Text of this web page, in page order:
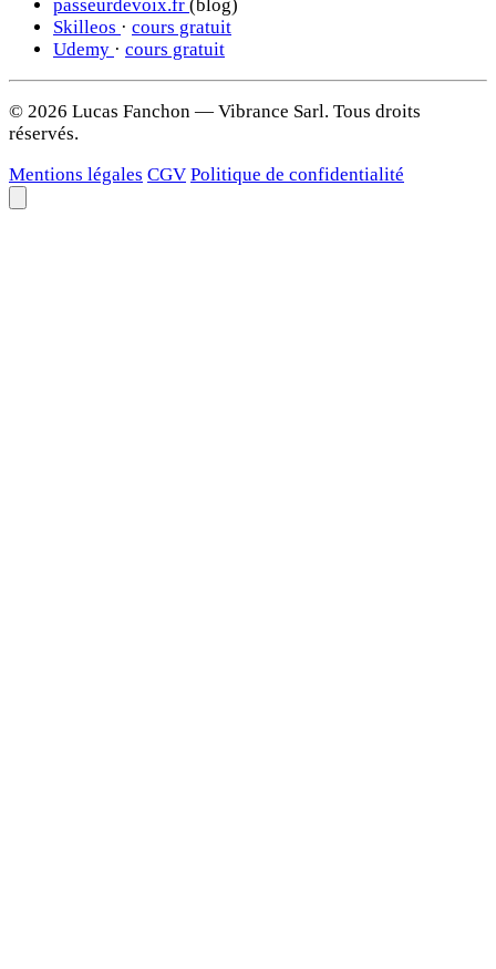
passeurdevoix.fr (blog)
Skilleos · cours gratuit
Udemy · cours gratuit
© 2026 Lucas Fanchon — Vibrance Sarl. Tous droits
réservés.
Mentions légales CGV Politique de confidentialité